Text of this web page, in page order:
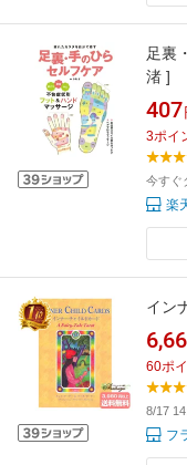
足裏
渚 ]
407
3ポイ
今すぐ
楽
イン
60ポ
8/17
フ